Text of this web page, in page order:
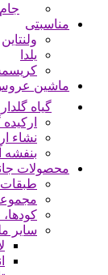
مناسبتی
ولنتاین
یلدا
ماشین
گیاه
ارکیده
نشاء
بنفشه
محصولات
طبقات
سایر